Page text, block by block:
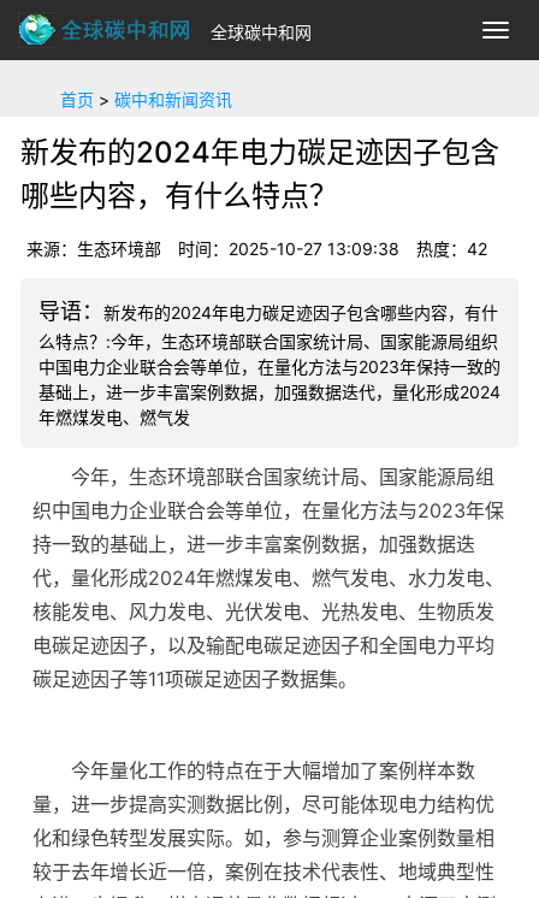
切
换
全球碳中和网
首页 > 碳中和新闻资讯
新发布的2024年电力碳足迹因子包含
哪些内容，有什么特点？
来源：生态环境部 时间：2025-10-27 13:09:38 热度： 42
新发布的2024年电力碳足迹因子包含哪些内容，有什
么特点？:今年，生态环境部联合国家统计局、国家能源局组织
中国电力企业联合会等单位，在量化方法与2023年保持一致的
基础上，进一步丰富案例数据，加强数据迭代，量化形成2024
年燃煤发电、燃气发
今年，生态环境部联合国家统计局、国家能源局组
织中国电力企业联合会等单位，在量化方法与2023年保
持一致的基础上，进一步丰富案例数据，加强数据迭
代，量化形成2024年燃煤发电、燃气发电、水力发电、
核能发电、风力发电、光伏发电、光热发电、生物质发
电碳足迹因子，以及输配电碳足迹因子和全国电力平均
碳足迹因子等11项碳足迹因子数据集。
今年量化工作的特点在于大幅增加了案例样本数
量，进一步提高实测数据比例，尽可能体现电力结构优
化和绿色转型发展实际。如，参与测算企业案例数量相
较于去年增长近一倍，案例在技术代表性、地域典型性